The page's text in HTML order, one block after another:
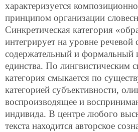
характеризуется
принципом организации
Синкретическая категория
интегрирует на уровне речевой
содержательный и формальный
единства. По лингвистическим
категория смыкается по
категорией субъективности,
воспроизводящее и
индивида. В центре любого
текста находится авторское